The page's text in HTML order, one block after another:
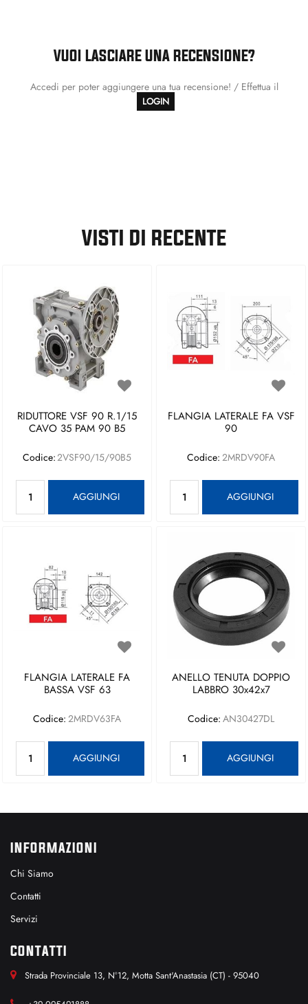
VUOI LASCIARE UNA RECENSIONE?
Accedi per poter aggiungere una tua recensione! / Effettua il
LOGIN
VISTI DI RECENTE
RIDUTTORE VSF 90 R.1/15
CAVO 35 PAM 90 B5
Codice:2VSF90/15/90B5
AGGIUNGI
FLANGIA LATERALE FA VSF
90
Codice: 2MRDV90FA
AGGIUNGI
FLANGIA LATERALE FA
BASSA VSF 63
Codice: 2MRDV63FA
AGGIUNGI
ANELLO TENUTA DOPPIO
LABBRO 30x42x7
Codice: AN30427DL
AGGIUNGI
INFORMAZIONI
Chi Siamo
Contatti
Servizi
CONTATTI
Strada Provinciale 13, N°12, Motta Sant'Anastasia (CT) - 95040